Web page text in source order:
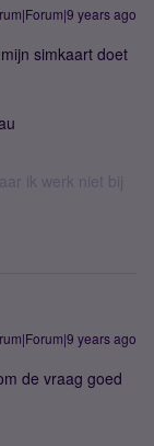
years ago
simkaart doet
ik werk niet bij
years ago
de vraag goed